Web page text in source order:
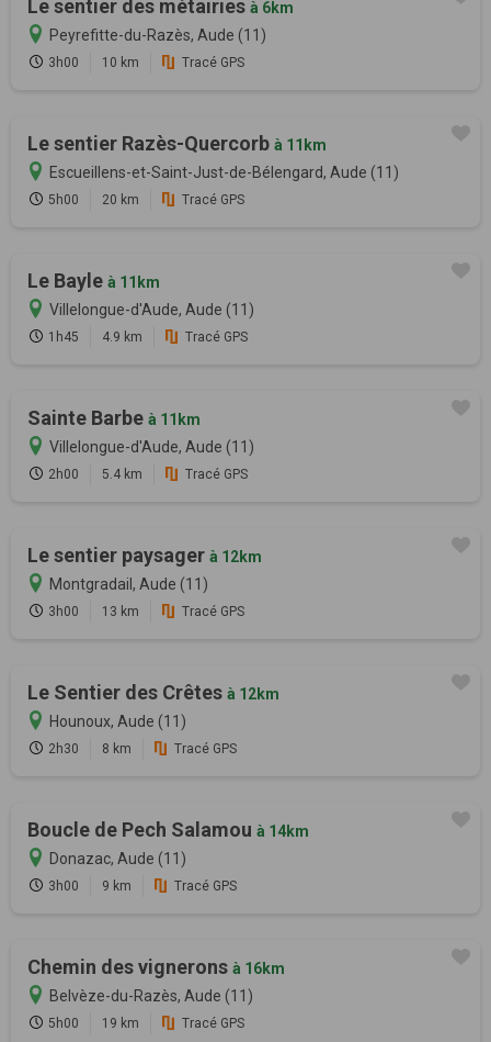
Le sentier des métairies à 6km
Peyrefitte-du-Razès, Aude (11)
3h00 10 km Tracé GPS
Le sentier Razès-Quercorb à 11km
Escueillens-et-Saint-Just-de-Bélengard, Aude (11)
5h00 20 km Tracé GPS
Le Bayle à 11km
Villelongue-d'Aude, Aude (11)
1h45 4.9 km Tracé GPS
Sainte Barbe à 11km
Villelongue-d'Aude, Aude (11)
2h00 5.4 km Tracé GPS
Le sentier paysager à 12km
Montgradail, Aude (11)
3h00 13 km Tracé GPS
Le Sentier des Crêtes à 12km
Hounoux, Aude (11)
2h30 8 km Tracé GPS
Boucle de Pech Salamou à 14km
Donazac, Aude (11)
3h00 9 km Tracé GPS
Chemin des vignerons à 16km
Belvèze-du-Razès, Aude (11)
5h00 19 km Tracé GPS